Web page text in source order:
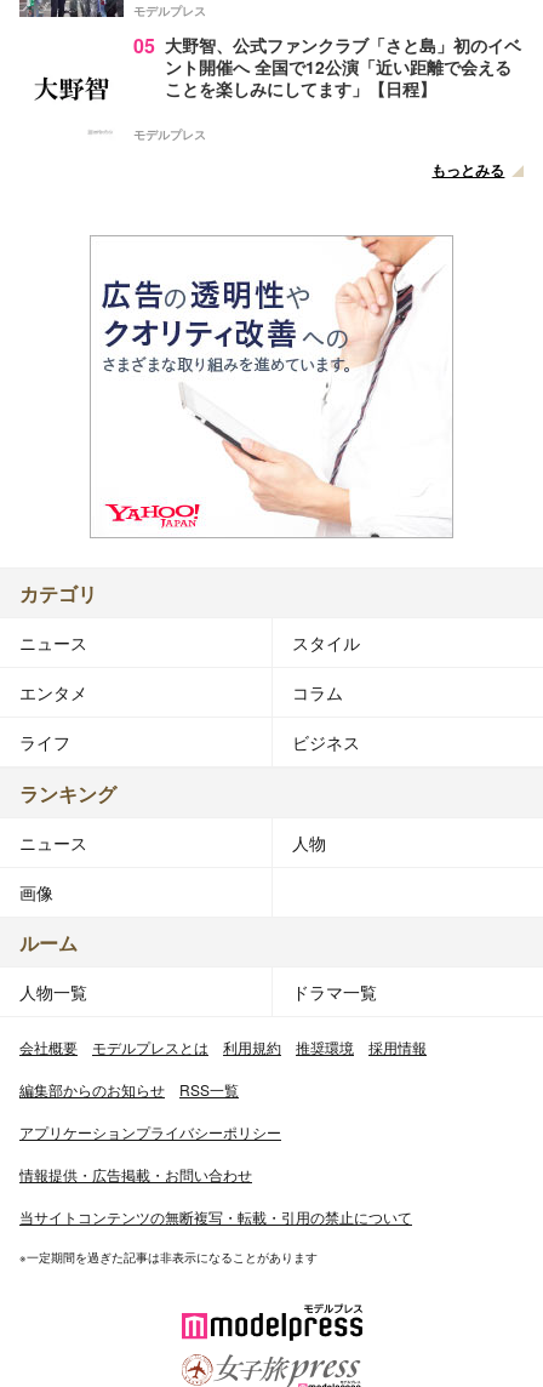
モデルプレス
05 大野智、公式ファンクラブ「さと島」初のイベ
ント開催へ 全国で12公演「近い距離で会える
ことを楽しみにしてます」【日程】
モデルプレス
もっとみる
カテゴリ
ニュース スタイル
エンタメ コラム
ライフ ビジネス
ランキング
ニュース 人物
画像
ルーム
人物一覧 ドラマ一覧
会社概要 モデルプレスとは 利用規約 推奨環境 採用情報
編集部からのお知らせ RSS一覧
アプリケーションプライバシーポリシー
情報提供・広告掲載・お問い合わせ
当サイトコンテンツの無断複写・転載・引用の禁止について
※一定期間を過ぎた記事は非表示になることがあります